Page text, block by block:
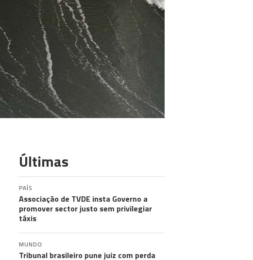
Últimas
PAÍS
Associação de TVDE insta Governo a
promover sector justo sem privilegiar
táxis
MUNDO
Tribunal brasileiro pune juiz com perda